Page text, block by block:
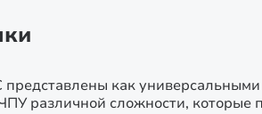
представлены как
различной сложности, которые